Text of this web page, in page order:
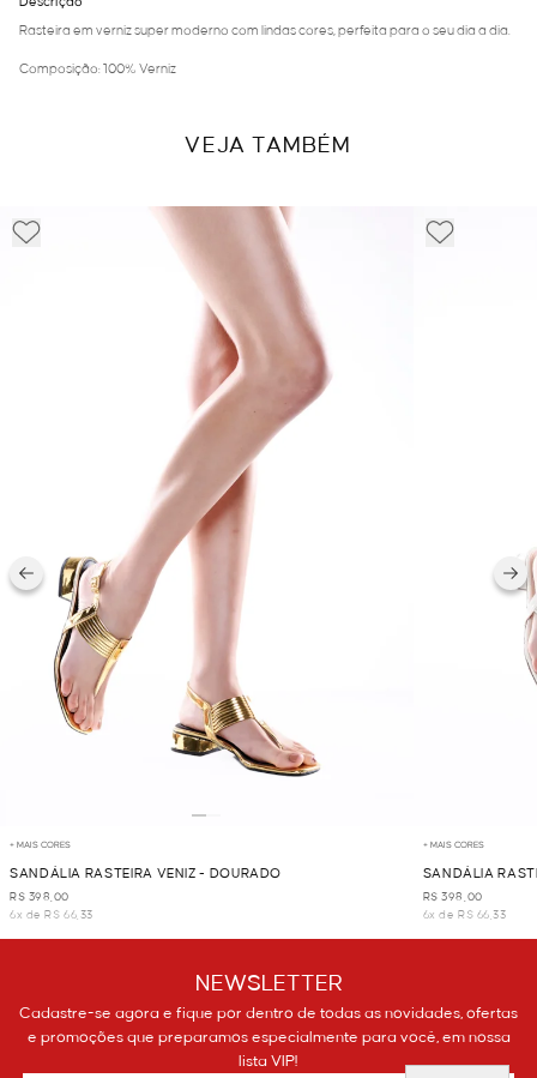
Rasteira em verniz super moderno com lindas cores, perfeita para o seu dia a dia.
Composição: 100% Verniz
VEJA TAMBÉM
+ MAIS CORES
SANDÁLIA RASTEIRA VENIZ - DOURADO
R$ 398,00
6x de R$ 66,33
+ MAIS CORES
SANDÁLIA
R$ 398,00
6x de R$ 66,33
NEWSLETTER
Cadastre-se agora e fique por dentro de todas as novidades, ofertas
e promoções que preparamos especialmente para você, em nossa
lista VIP!